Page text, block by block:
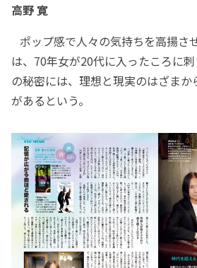
高野 寛
ポップ感で人々の気持ちを高揚さ
は、70年女が20代に入ったころに
の秘密には、理想と現実のはざまか
があるという。